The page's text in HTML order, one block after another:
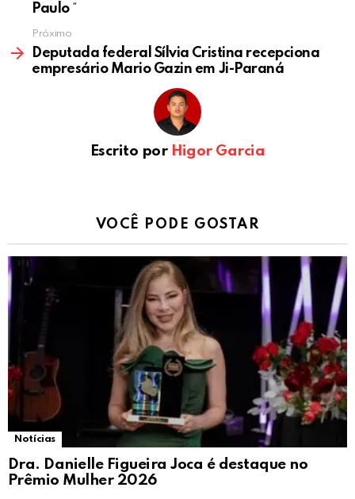
Paulo“
Próximo
Deputada federal Sílvia Cristina recepciona
empresário Mario Gazin em Ji-Paraná
Escrito por Higor Garcia
VOCÊ PODE GOSTAR
Notícias
Dra. Danielle Figueira Joca é destaque no
Prêmio Mulher 2026